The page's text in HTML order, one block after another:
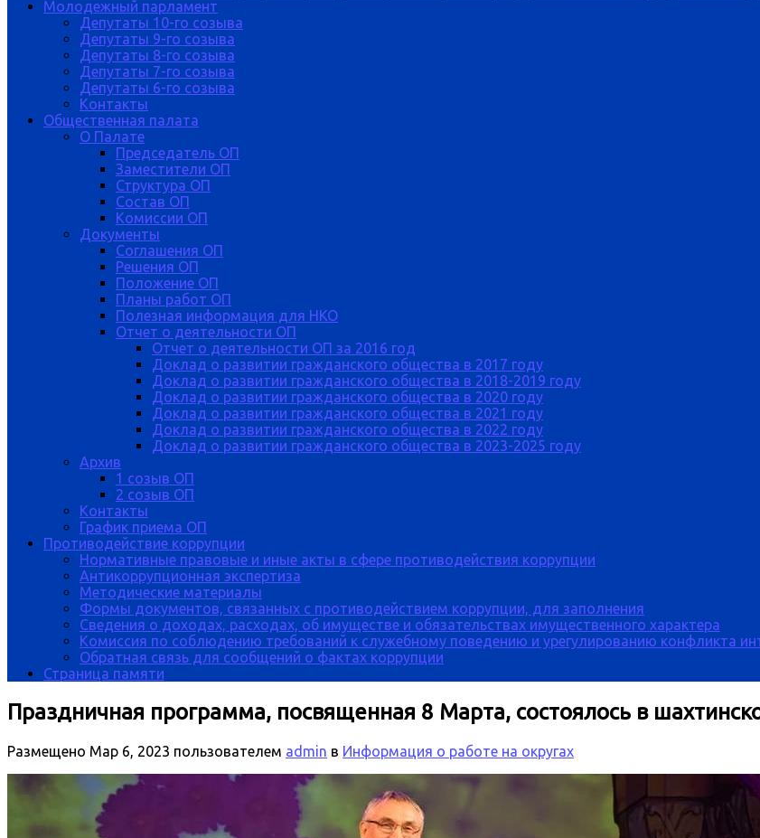
Молодежный парламент
Депутаты 10-го созыва
Депутаты 9-го созыва
Депутаты 8-го созыва
Депутаты 7-го созыва
Депутаты 6-го созыва
Контакты
Общественная палата
О Палате
Председатель ОП
Заместители ОП
Структура ОП
Состав ОП
Комиссии ОП
Документы
Соглашения ОП
Решения ОП
Положение ОП
Планы работ ОП
Полезная информация для НКО
Отчет о деятельности ОП
Отчет о деятельности ОП за 2016 год
Доклад о развитии гражданского общества в 2017 году
Доклад о развитии гражданского общества в 2018-2019 году
Доклад о развитии гражданского общества в 2020 году
Доклад о развитии гражданского общества в 2021 году
Доклад о развитии гражданского общества в 2022 году
Доклад о развитии гражданского общества в 2023-2025 году
Архив
1 созыв ОП
2 созыв ОП
Контакты
График приема ОП
Противодействие коррупции
Нормативные правовые и иные акты в сфере противодействия коррупции
Антикоррупционная экспертиза
Методические материалы
Формы документов, связанных с противодействием коррупции, для заполнения
Сведения о доходах, расходах, об имуществе и обязательствах имущественного характера
Комиссия по соблюдению требований к служебному поведению и урегулированию конфликта
Обратная связь для сообщений о фактах коррупции
Страница памяти
Праздничная программа, посвященная 8 Марта, состоялось в
Размещено Мар 6, 2023 пользователем admin в Информация о работе на округах